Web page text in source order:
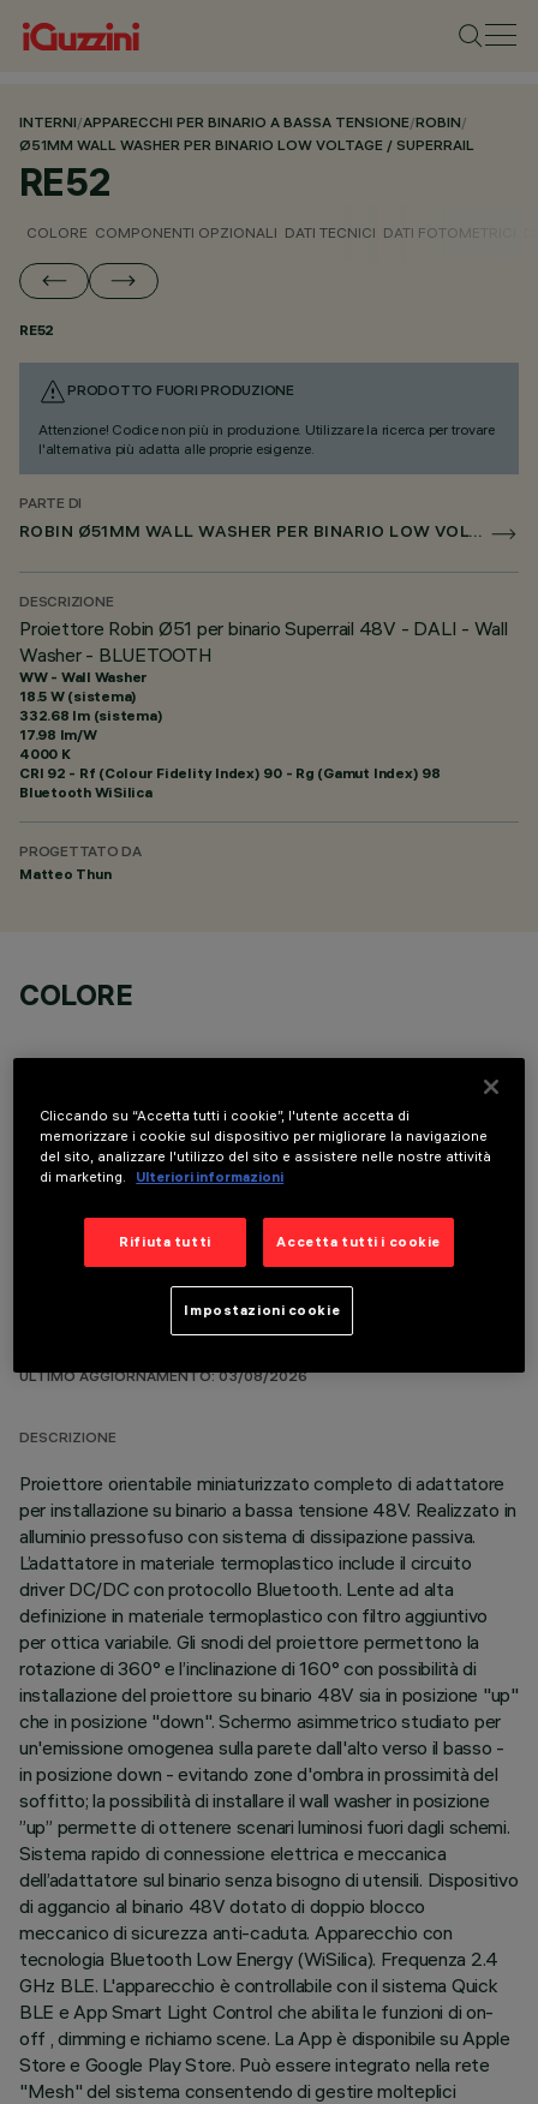
INTERNI/APPARECCHI PER BINARIO A BASSA TENSIONE/ROBIN/
Ø51MM WALL WASHER PER BINARIO LOW VOLTAGE / SUPERRAIL
RE52
COLORE COMPONENTI OPZIONALI DATI TECNICI DATI FOTOMETRICI
RE52
PRODOTTO FUORI PRODUZIONE
Attenzione! Codice non più in produzione. Utilizzare la ricerca per trovare
l'alternativa più adatta alle proprie esigenze.
PARTE DI
ROBIN Ø51MM WALL WASHER PER BINARIO LOW VOLTAGE / SUPERRAIL
DESCRIZIONE
Proiettore Robin Ø51 per binario Superrail 48V - DALI - Wall
Washer - BLUETOOTH
WW - Wall Washer
18.5 W (sistema)
332.68 lm (sistema)
17.98 lm/W
4000 K
CRI 92 - Rf (Colour Fidelity Index) 90 - Rg (Gamut Index) 98
Bluetooth WiSilica
PROGETTATO DA
Matteo Thun
COLORE
COMPONENTI OPZIONALI
DATI TECNICI
ULTIMO AGGIORNAMENTO: 03/08/2026
DESCRIZIONE
Proiettore orientabile miniaturizzato completo di adattatore
per installazione su binario a bassa tensione 48V. Realizzato in
alluminio pressofuso con sistema di dissipazione passiva.
L’adattatore in materiale termoplastico include il circuito
driver DC/DC con protocollo Bluetooth. Lente ad alta
definizione in materiale termoplastico con filtro aggiuntivo
per ottica variabile. Gli snodi del proiettore permettono la
rotazione di 360° e l’inclinazione di 160° con possibilità di
installazione del proiettore su binario 48V sia in posizione "up"
che in posizione "down". Schermo asimmetrico studiato per
un'emissione omogenea sulla parete dall'alto verso il basso -
in posizione down - evitando zone d'ombra in prossimità del
soffitto; la possibilità di installare il wall washer in posizione
”up” permette di ottenere scenari luminosi fuori dagli schemi.
Sistema rapido di connessione elettrica e meccanica
dell’adattatore sul binario senza bisogno di utensili. Dispositivo
di aggancio al binario 48V dotato di doppio blocco
meccanico di sicurezza anti-caduta. Apparecchio con
tecnologia Bluetooth Low Energy (WiSilica). Frequenza 2.4
GHz BLE. L'apparecchio è controllabile con il sistema Quick
BLE e App Smart Light Control che abilita le funzioni di on-
off , dimming e richiamo scene. La App è disponibile su Apple
Store e Google Play Store. Può essere integrato nella rete
"Mesh" del sistema consentendo di gestire molteplici
Cliccando su “Accetta tutti i cookie”, l'utente accetta di
memorizzare i cookie sul dispositivo per migliorare la navigazione
del sito, analizzare l'utilizzo del sito e assistere nelle nostre attività
di marketing.
Ulteriori informazioni
Rifiuta tutti Accetta tutti i cookie
Impostazioni cookie